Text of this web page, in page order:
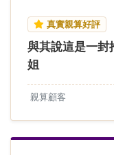
真實親算好評
與其說這是一封
姐
親算顧客